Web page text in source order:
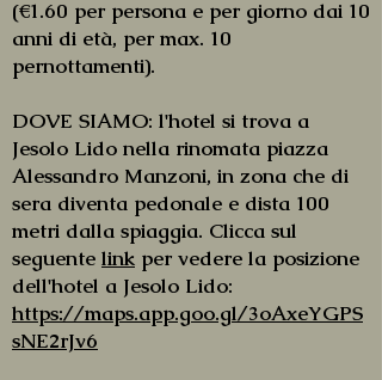
(€1.60 per persona e per giorno dai 10
anni di età, per max. 10
pernottamenti).
​​DOVE SIAMO: l'hotel si trova a
Jesolo Lido nella rinomata piazza
Alessandro Manzoni, in zona che di
sera diventa pedonale e dista 100
metri dalla spiaggia. Clicca sul
seguente link per vedere la posizione
dell'hotel a Jesolo Lido:
https://maps.app.goo.gl/3oAxeYGPS
sNE2rJv6